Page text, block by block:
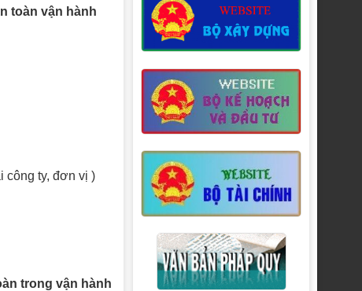
toàn vận hành
công ty, đơn vị )
trong vận hành